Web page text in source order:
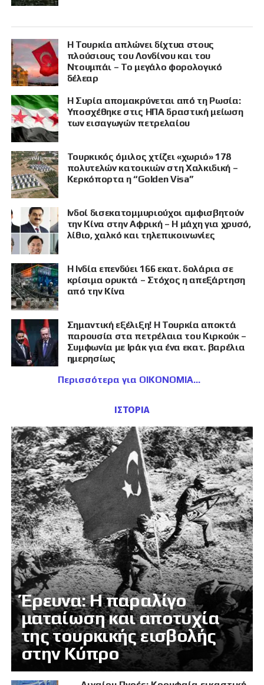
Η Τουρκία απλώνει δίχτυα στους
πλούσιους του Λονδίνου και του
Ντουμπάι – Το μεγάλο φορολογικό
δέλεαρ
Η Συρία απομακρύνεται από τη Ρωσία:
Υποσχέθηκε στις ΗΠΑ δραστική μείωση
των εισαγωγών πετρελαίου
Τουρκικός όμιλος χτίζει «χωριό» 178
πολυτελών κατοικιών στη Χαλκιδική –
Κερκόπορτα η “Golden Visa”
Ινδοί δισεκατομμυριούχοι αμφισβητούν
την Κίνα στην Αφρική – Η μάχη για χρυσό,
λίθιο, χαλκό και τηλεπικοινωνίες
Η Ινδία επενδύει 166 εκατ. δολάρια σε
κρίσιμα ορυκτά – Στόχος η απεξάρτηση
από την Κίνα
Σημαντική εξέλιξη! Η Τουρκία αποκτά
παρουσία στα πετρέλαια του Κιρκούκ –
Συμφωνία με Ιράκ για ένα εκατ. βαρέλια
ημερησίως
Περισσότερα για ΟΙΚΟΝΟΜΙΑ
ΙΣΤΟΡΙΑ
Έρευνα: Η παραλίγο
ματαίωση και αποτυχία
της τουρκικής εισβολής
στην Κύπρο